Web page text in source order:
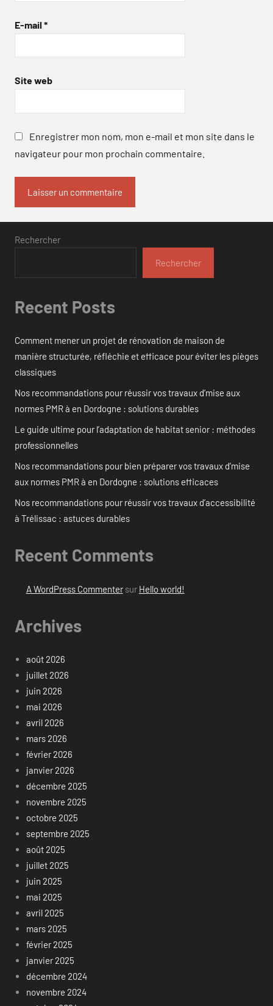
E-mail *
Site web
Enregistrer mon nom, mon e-mail et mon site dans le
navigateur pour mon prochain commentaire.
Rechercher
Rechercher
Recent Posts
Comment mener un projet de rénovation de maison de
manière structurée, réfléchie et efficace pour éviter les pièges
classiques
Nos recommandations pour réussir vos travaux d’mise aux
normes PMR à en Dordogne : solutions durables
Le guide ultime pour l’adaptation de habitat senior : méthodes
professionnelles
Nos recommandations pour bien préparer vos travaux d’mise
aux normes PMR à en Dordogne : solutions efficaces
Nos recommandations pour réussir vos travaux d’accessibilité
à Trélissac : astuces durables
Recent Comments
A WordPress Commentersur Hello world!
Archives
août 2026
juillet 2026
juin 2026
mai 2026
avril 2026
mars 2026
février 2026
janvier 2026
décembre 2025
novembre 2025
octobre 2025
septembre 2025
août 2025
juillet 2025
juin 2025
mai 2025
avril 2025
mars 2025
février 2025
janvier 2025
décembre 2024
novembre 2024